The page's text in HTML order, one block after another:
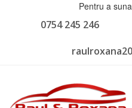
Pentru a
0754 245 246